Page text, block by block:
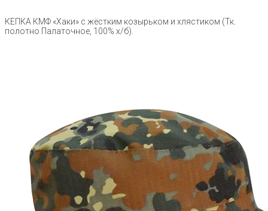
КЕПКА КМФ «Хаки» с жёстким козырьком и хлястиком (Тк.
полотно Палаточное, 100% х/б).